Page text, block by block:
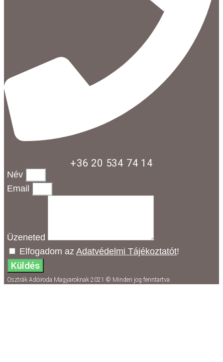
+36 20 534 74 14
Név
Email
Üzeneted
Elfogadom az Adatvédelmi Tájékoztatót!
Küldés
Osztrák Adóiroda Magyaroknak 2021 © Minden jog fenntartva